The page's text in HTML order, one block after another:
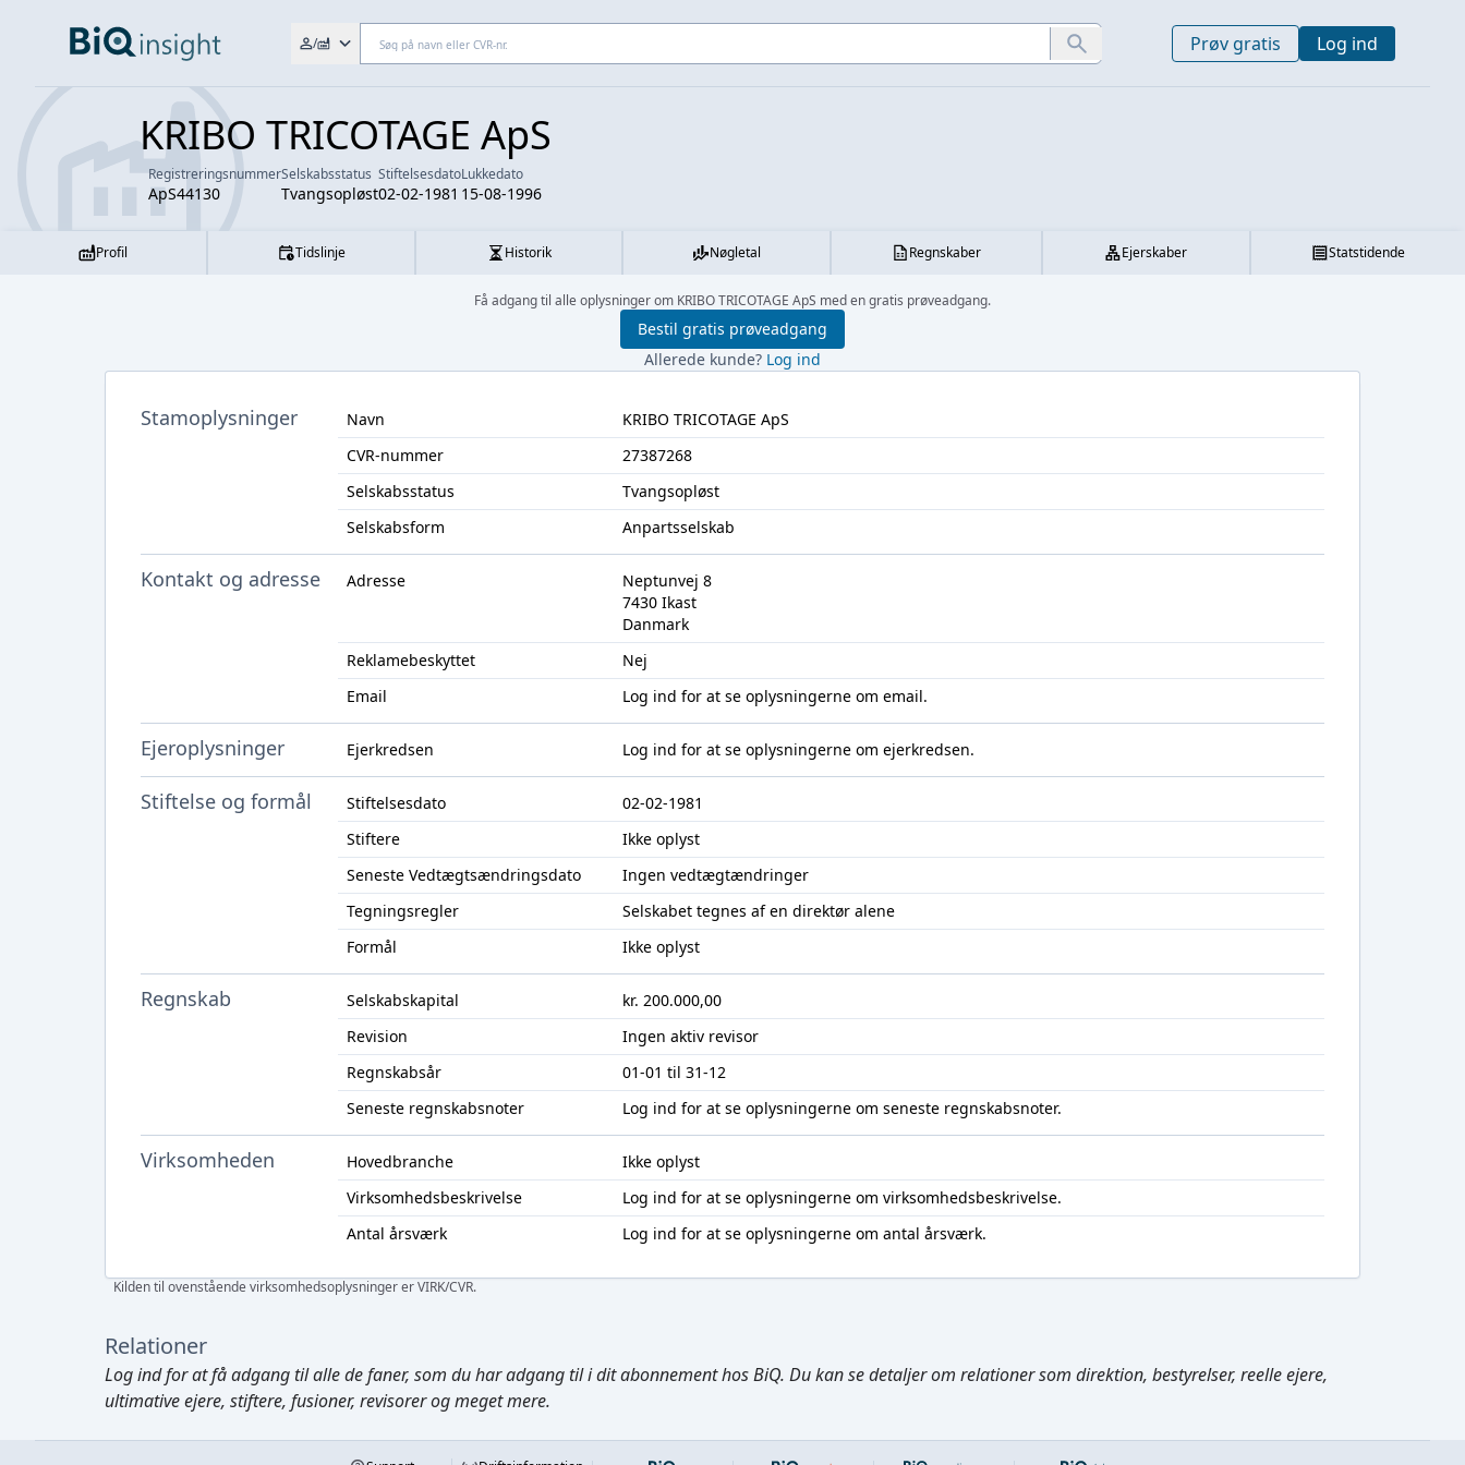
/ Prøv gratis Log ind
KRIBO TRICOTAGE ApS
Registreringsnummer
ApS44130
Selskabsstatus
Tvangsopløst
Stiftelsesdato
02-02-1981
Lukkedato
15-08-1996
Profil Tidslinje Historik Nøgletal Regnskaber Ejerskaber Statstidende
Få adgang til alle oplysninger om KRIBO TRICOTAGE ApS med en gratis prøveadgang.
Bestil gratis prøveadgang
Allerede kunde? Log ind
Stamoplysninger Navn
KRIBO TRICOTAGE ApS
CVR-nummer
27387268
Selskabsstatus
Tvangsopløst
Selskabsform
Anpartsselskab
Kontakt og adresse Adresse
Neptunvej 8
7430 Ikast
Danmark
Reklamebeskyttet
Nej
Email
Log ind for at se oplysningerne om email.
Ejeroplysninger Ejerkredsen Log ind for at se oplysningerne om ejerkredsen.
Stiftelse og formål Stiftelsesdato
02-02-1981
Stiftere
Ikke oplyst
Seneste Vedtægtsændringsdato
Ingen vedtægtændringer
Tegningsregler
Selskabet tegnes af en direktør alene
Formål
Ikke oplyst
Regnskab Selskabskapital
kr. 200.000,00
Revision
Ingen aktiv revisor
Regnskabsår
01-01 til 31-12
Seneste regnskabsnoter
Log ind for at se oplysningerne om seneste regnskabsnoter.
Virksomheden Hovedbranche
Ikke oplyst
Virksomhedsbeskrivelse
Log ind for at se oplysningerne om virksomhedsbeskrivelse.
Antal årsværk
Log ind for at se oplysningerne om antal årsværk.
Kilden til ovenstående virksomhedsoplysninger er VIRK/CVR.
Relationer
Log indfor at få adgang til alle de faner, som du har adgang til i dit abonnement hos BiQ. Du kan se detaljer om relationer som direktion, bestyrelser, reelle ejere,
ultimative ejere, stiftere, fusioner, revisorer og meget mere.